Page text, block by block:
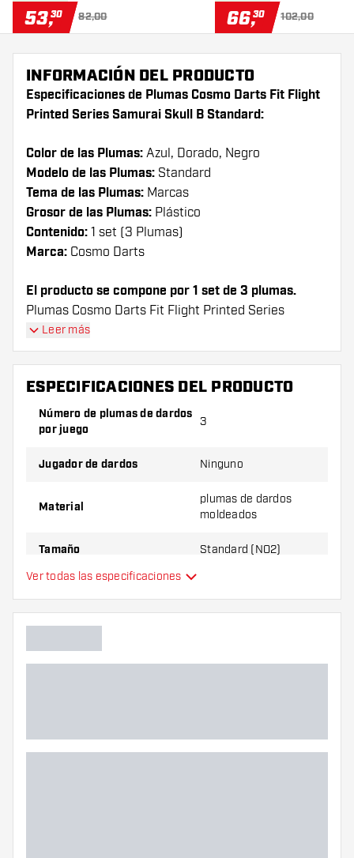
53,30 82,00 66,30 102,00
INFORMACIÓN DEL PRODUCTO
Especificaciones de Plumas Cosmo Darts Fit Flight
Printed Series Samurai Skull B Standard:
Color de las Plumas: Azul, Dorado, Negro
Modelo de las Plumas: Standard
Tema de las Plumas: Marcas
Grosor de las Plumas: Plástico
Contenido: 1 set (3 Plumas)
Marca: Cosmo Darts
El producto se compone por 1 set de 3 plumas.
Plumas Cosmo Darts Fit Flight Printed Series
Samurai Skull B Standard plumas tienen una larga
vida útil. Estas plumas sólo se puede utilizar con
cañas Cosmo Fit.
¡Consejo de Dartshopper!
Asegúrate de tener suficientes plumas y cañas.
Estas pueden dañarse o romperse con el uso.
Prueba una forma, un material o un grosor
diferente de plumas para descubrir qué
variante le conviene más.
Leer más
ESPECIFICACIONES DEL PRODUCTO
Número de plumas de dardos
por juego
3
Jugador de dardos Ninguno
Material
plumas de dardos
moldeados
Tamaño Standard (NO2)
moldeados
Ver todas las especificaciones